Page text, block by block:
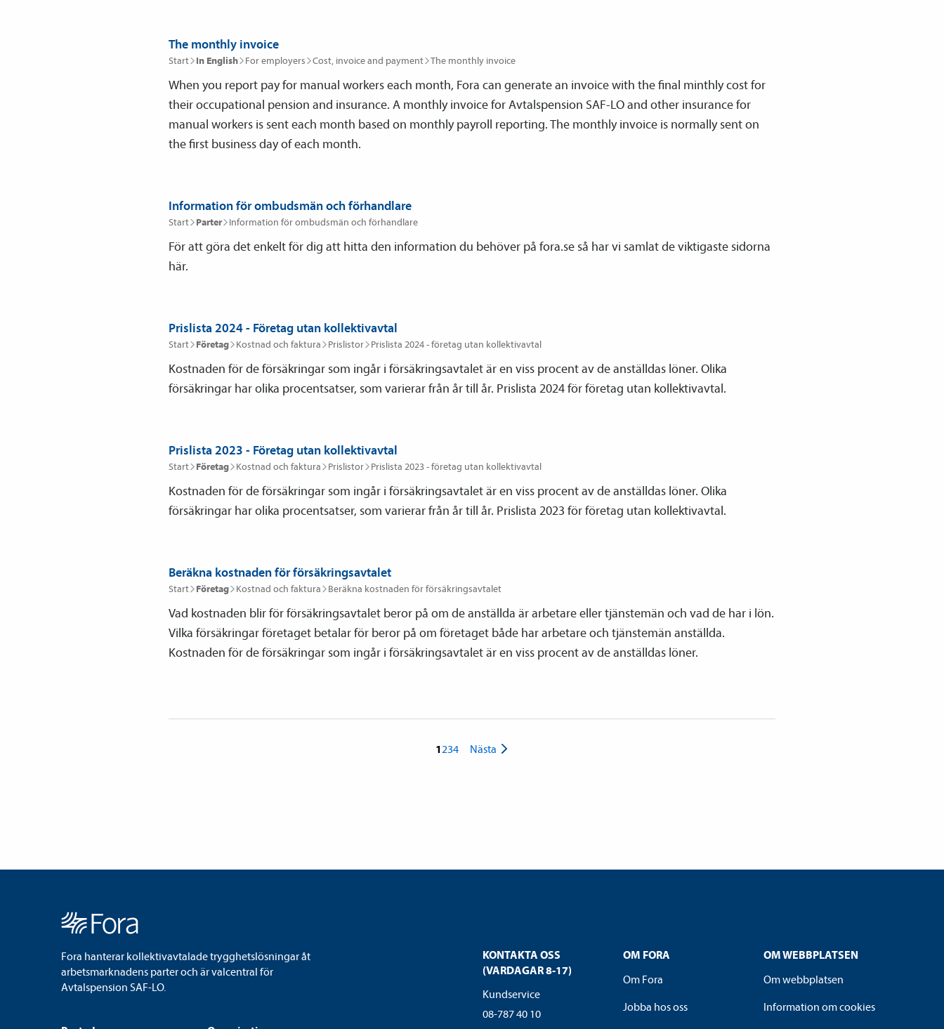
The monthly invoice
Start In English For employers Cost, invoice and payment The monthly invoice
When you report pay for manual workers each month, Fora can generate an invoice with the final minthly cost for
their occupational pension and insurance. A monthly invoice for Avtals­pension SAF-LO and other insurance for
manual workers is sent each month based on monthly payroll reporting. The monthly invoice is normally sent on
the first business day of each month.
Information för ombudsmän och förhandlare
Start Parter Information för ombudsmän och förhandlare
För att göra det enkelt för dig att hitta den information du behöver på fora.se så har vi samlat de viktigaste sidorna
här.
Prislista 2024 - Företag utan kollektivavtal
Start Företag Kostnad och faktura Prislistor Prislista 2024 - företag utan kollektiv­avtal
Kostnaden för de försäkringar som ingår i försäkringsavtalet är en viss procent av de anställdas löner. Olika
försäkringar har olika procentsatser, som varierar från år till år. Prislista 2024 för företag utan kollektivavtal.
Prislista 2023 - Företag utan kollektivavtal
Start Företag Kostnad och faktura Prislistor Prislista 2023 - företag utan kollektiv­avtal
Kostnaden för de försäkringar som ingår i försäkringsavtalet är en viss procent av de anställdas löner. Olika
försäkringar har olika procentsatser, som varierar från år till år. Prislista 2023 för företag utan kollektivavtal.
Beräkna kostnaden för försäkringsavtalet
Start Företag Kostnad och faktura Beräkna kostnaden för försäkrings­avtalet
Vad kostnaden blir för försäkringsavtalet beror på om de anställda är arbetare eller tjänstemän och vad de har i lön.
Vilka försäkringar företaget betalar för beror på om företaget både har arbetare och tjänstemän anställda.
Kostnaden för de försäkringar som ingår i försäkringsavtalet är en viss procent av de anställdas löner.
1234 Nästa
KONTAKTA OSS
(VARDAGAR 8-17)
Kundservice
08-787 40 10
OM FORA
Om Fora
Jobba hos oss
OM WEBBPLATSEN
Om webbplatsen
Information om cookies
Fora hanterar kollektivavtalade trygghetslösningar åt
arbetsmarknadens parter och är valcentral för
Avtalspension SAF-LO.